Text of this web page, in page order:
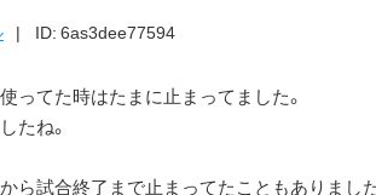
ID: 6as3dee77594
ってた時はたまに止まってました。
たね。
ら試合終了まで止まってたこともありました